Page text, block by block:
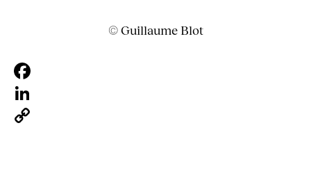
© Guillaume Blot
Facebook
LinkedIn